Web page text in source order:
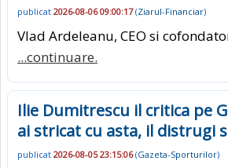
publicat 2026-08-06 09:00:17(Ziarul-Financiar)
Vlad Ardeleanu, CEO si
...continuare.
Ilie Dumitrescu il critica pe
ai stricat cu asta, il distrugi
publicat 2026-08-05 23:15:06(Gazeta-Sporturilor)